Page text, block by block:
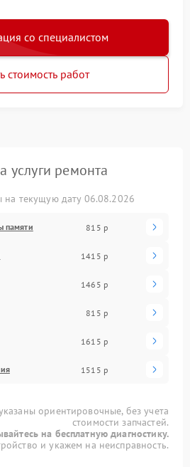
со специалистом
стоимость работ
услуги ремонта
на текущую дату 06.08.2026
памяти 815 р
1415 р
1465 р
815 р
1615 р
1515 р
ориентировочные, без учета
стоимости запчастей.
на бесплатную диагностику.
и укажем на неисправность.